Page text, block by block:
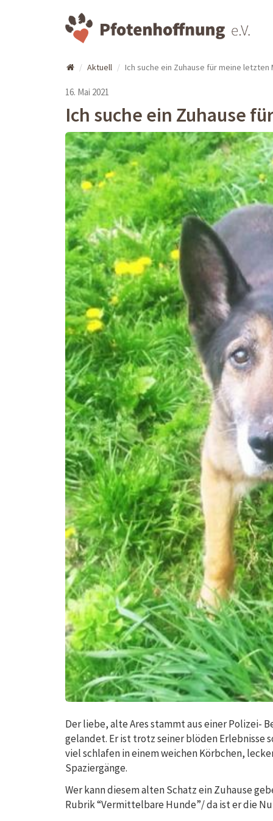
Aktuell Ich suche ein Zuhause für meine letzten
16. Mai 2021
Ich suche ein Zuhause
Der liebe, alte Ares stammt aus einer Polizei-
gelandet. Er ist trotz seiner blöden Erlebnisse
viel schlafen in einem weichen Körbchen,
Spaziergänge.
Wer kann diesem alten Schatz ein Zuhause
Rubrik “Vermittelbare Hunde”/ da ist er die